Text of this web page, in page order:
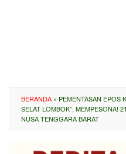
BERANDA » PEMENTASAN EPOS
SELAT LOMBOK”, MEMPESONA!
NUSA TENGGARA BARAT